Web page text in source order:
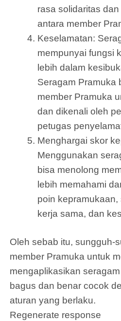
rasa solidaritas
antara member
Keselamatan:
mempunyai fungsi
lebih dalam
Seragam Pramuka
member Pramuka
dan dikenali oleh
petugas
Menghargai skor
Menggunakan
bisa menolong
lebih memahami
poin
kerja sama, dan
Oleh sebab itu, sungguh-
member Pramuka untuk
mengaplikasikan
bagus dan benar cocok
aturan yang berlaku.
Regenerate response